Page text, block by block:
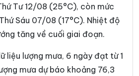
Xã Tân Uyên
Xã Thu Lũm
Tư 12/08 (25°C), còn mức
Sáu 07/08 (17°C). Nhiệt độ
tăng về cuối giai đoạn.
liệu lượng mưa, 6 ngày đạt từ 1
mưa dự báo khoảng 76,3